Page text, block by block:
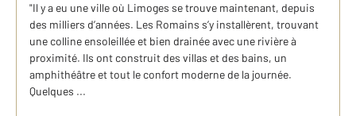
"Il y a eu une ville où Limoges se trouve maintenant, depuis
des milliers d’années. Les Romains s’y installèrent, trouvant
une colline ensoleillée et bien drainée avec une rivière à
proximité. Ils ont construit des villas et des bains, un
amphithéâtre et tout le confort moderne de la journée.
Quelques ...